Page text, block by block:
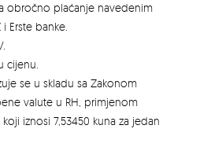
obročno plaćanje navedenim
Erste banke.
cijenu.
se u skladu sa Zakonom
valute u RH, primjenom
iznosi 7,53450 kuna za jedan